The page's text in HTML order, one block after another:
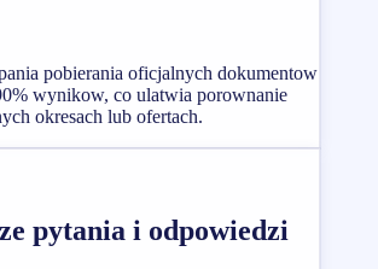
pobierania oficjalnych dokumentow
wynikow, co ulatwia porownanie
okresach lub ofertach.
pytania i odpowiedzi